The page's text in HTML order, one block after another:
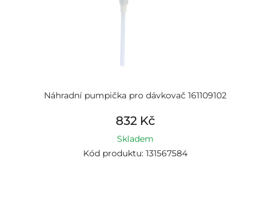
Náhradní pumpička pro dávkovač 161109102
832 Kč
Skladem
Kód produktu: 131567584